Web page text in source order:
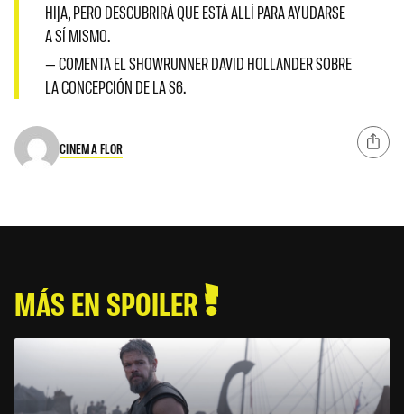
HIJA, PERO DESCUBRIRÁ QUE ESTÁ ALLÍ PARA AYUDARSE
A SÍ MISMO.
— COMENTA EL SHOWRUNNER DAVID HOLLANDER SOBRE
LA CONCEPCIÓN DE LA S6.
CINEMA FLOR
MÁS EN SPOILER